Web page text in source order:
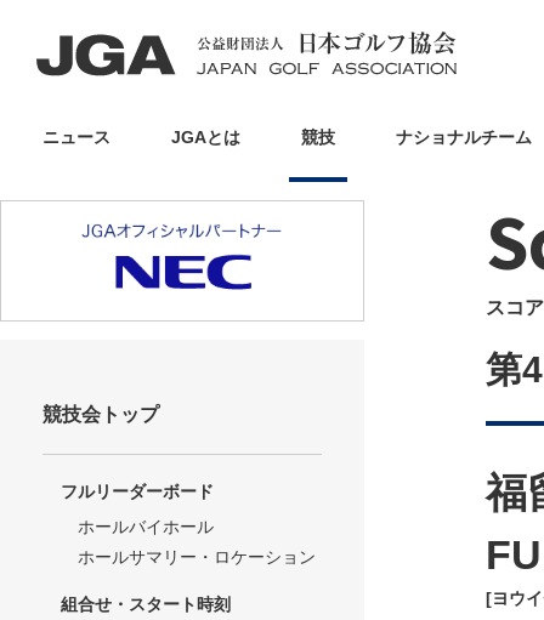
ニュース JGAとは 競技 ナショナルチーム
スコ
第
福
[ヨウ
競技会トップ
フルリーダーボード
ホールバイホール
ホールサマリー・ロケーション
組合せ・スタート時刻